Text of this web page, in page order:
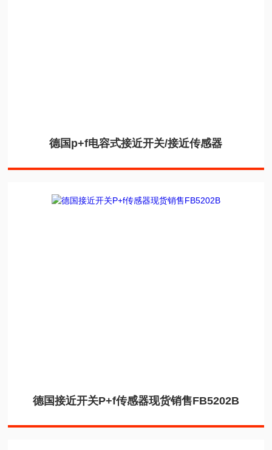
德国p+f电容式接近开关/接近传感器
德国接近开关P+f传感器现货销售FB5202B